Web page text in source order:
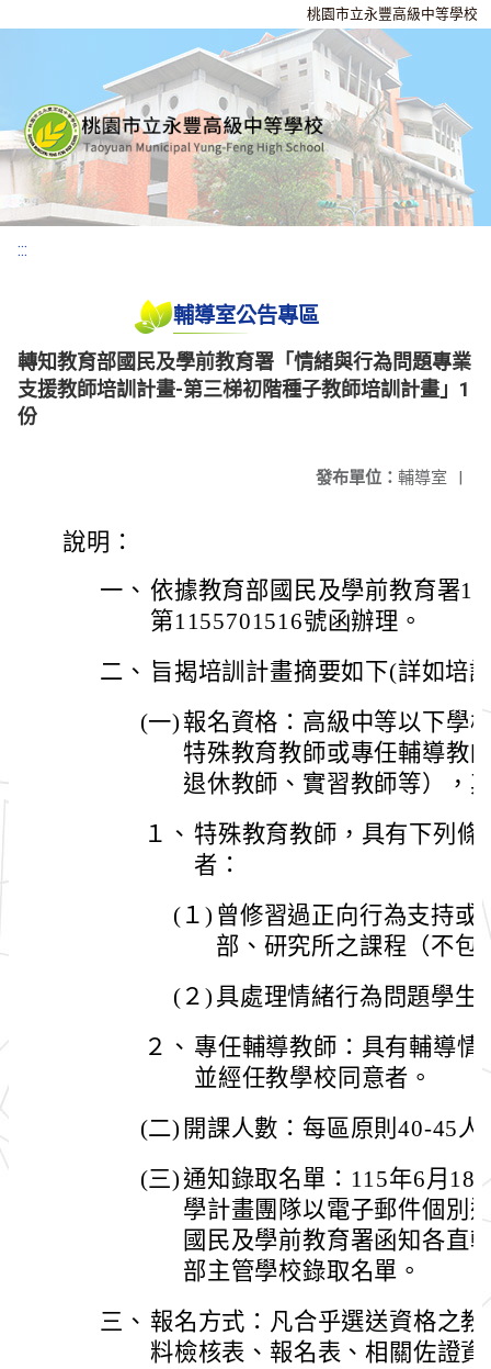
桃園市立永豐高級中等學校
:::
輔導室公告專區
轉知教育部國民及學前教育署「情緒與行為問題專業
支援教師培訓計畫-第三梯初階種子教師培訓計畫」1
份
發布單位： 輔導室 |
說明：
一、 依據教育部國民及學前教育署
第1155701516號函辦理。
二、 旨揭培訓計畫摘要如下(詳如培
(一) 報名資格：高級中等以下學
特殊教育教師或專任輔導教
退休教師、實習教師等），
１、 特殊教育教師，具有下列
者：
(１) 曾修習過正向行為支持或
部、研究所之課程（不包
(２) 具處理情緒行為問題學生
２、 專任輔導教師：具有輔導
並經任教學校同意者。
(二) 開課人數：每區原則40-45
(三) 通知錄取名單：115年6月18
學計畫團隊以電子郵件個別
國民及學前教育署函知各直
部主管學校錄取名單。
三、 報名方式：凡合乎選送資格之
料檢核表、報名表、相關佐證